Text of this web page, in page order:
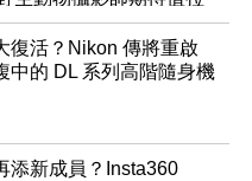
復活？Nikon 傳將重啟
中的 DL 系列高階隨身機
添新成員？Insta360